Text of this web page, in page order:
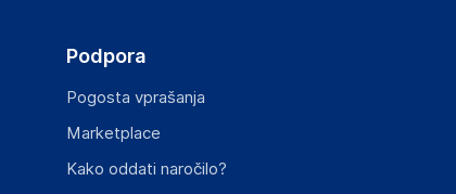
predpisi.
Podpora
Pogosta vprašanja
Marketplace
Kako oddati naročilo?